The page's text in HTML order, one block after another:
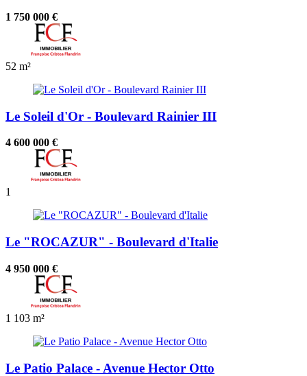
1 750 000 €
52 m²
Le Soleil d'Or - Boulevard Rainier III
4 600 000 €
1
Le "ROCAZUR" - Boulevard d'Italie
4 950 000 €
1 103 m²
Le Patio Palace - Avenue Hector Otto